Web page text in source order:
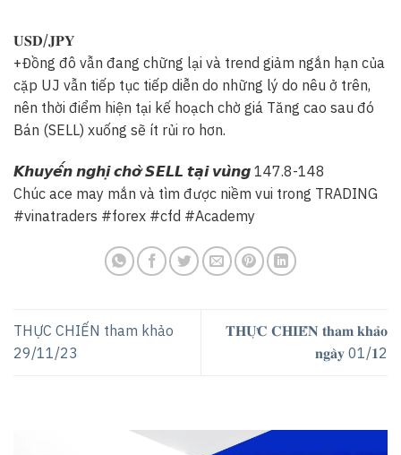
𝐔𝐒𝐃/𝐉𝐏𝐘
+Đồng đô vẫn đang chững lại và trend giảm ngắn hạn của
cặp UJ vẫn tiếp tục tiếp diễn do những lý do nêu ở trên,
nên thời điểm hiện tại kế hoạch chờ giá Tăng cao sau đó
Bán (SELL) xuống sẽ ít rủi ro hơn.
𝙆𝙝𝙪𝙮𝙚̂́𝙣 𝙣𝙜𝙝𝙞̣ 𝙘𝙝𝙤̛̀ 𝙎𝙀𝙇𝙇 𝙩𝙖̣𝙞 𝙫𝙪̀𝙣𝙜 147.8-148
Chúc ace may mắn và tìm được niềm vui trong TRADING
#vinatraders #forex #cfd #Academy
THỰC CHIẾN tham khảo
29/11/23
𝐓𝐇𝐔̛̣𝐂 𝐂𝐇𝐈𝐄̂́𝐍 𝐭𝐡𝐚𝐦 𝐤𝐡𝐚̉𝐨
𝐧𝐠𝐚̀𝐲 01/𝟏2